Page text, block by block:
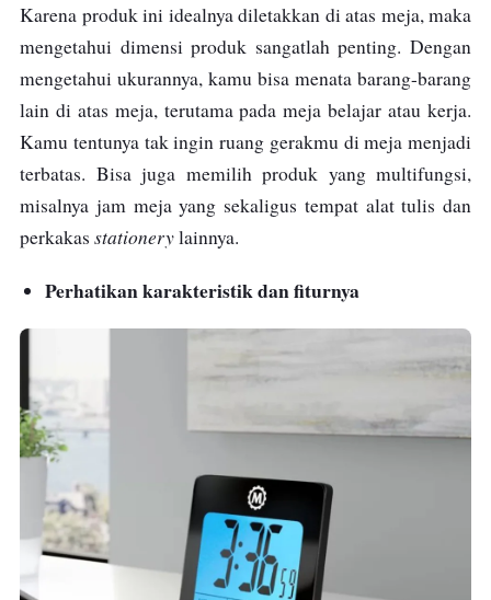
Karena produk ini idealnya diletakkan di atas meja, maka
mengetahui dimensi produk sangatlah penting. Dengan
mengetahui ukurannya, kamu bisa menata barang-barang
lain di atas meja, terutama pada meja belajar atau kerja.
Kamu tentunya tak ingin ruang gerakmu di meja menjadi
terbatas. Bisa juga memilih produk yang multifungsi,
misalnya jam meja yang sekaligus tempat alat tulis dan
perkakas stationerylainnya.
Perhatikan karakteristik dan fiturnya